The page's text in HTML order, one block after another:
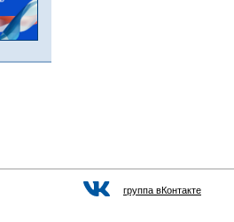
группа вКонтакте